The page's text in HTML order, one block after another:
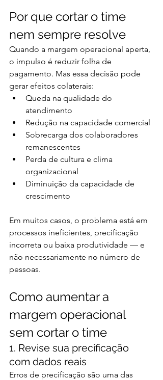
Por que cortar o time
nem sempre resolve
Quando a margem operacional aperta,
o impulso é reduzir folha de
pagamento. Mas essa decisão pode
gerar efeitos colaterais:
Queda na qualidade do
atendimento
Redução na capacidade comercial
Sobrecarga dos colaboradores
remanescentes
Perda de cultura e clima
organizacional
Diminuição da capacidade de
crescimento
Em muitos casos, o problema está em
processos ineficientes, precificação
incorreta ou baixa produtividade — e
não necessariamente no número de
pessoas.
Como aumentar a
margem operacional
sem cortar o time
1. Revise sua precificação
com dados reais
Erros de precificação são uma das